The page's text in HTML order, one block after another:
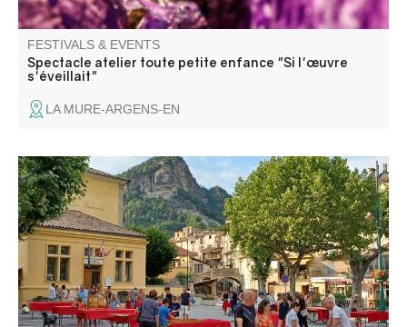
FESTIVALS & EVENTS
Spectacle atelier toute petite enfance "Si l'œuvre
s'éveillait"
LA MURE-ARGENS-EN
Come and test your reflexes and concentration with family
and friends on the many giant wooden games.